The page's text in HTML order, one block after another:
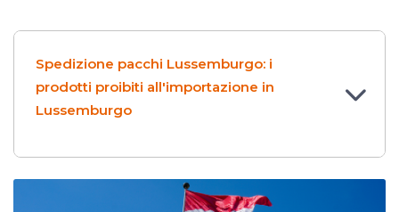
Spedizione pacchi Lussemburgo: i
prodotti proibiti all'importazione in
Lussemburgo